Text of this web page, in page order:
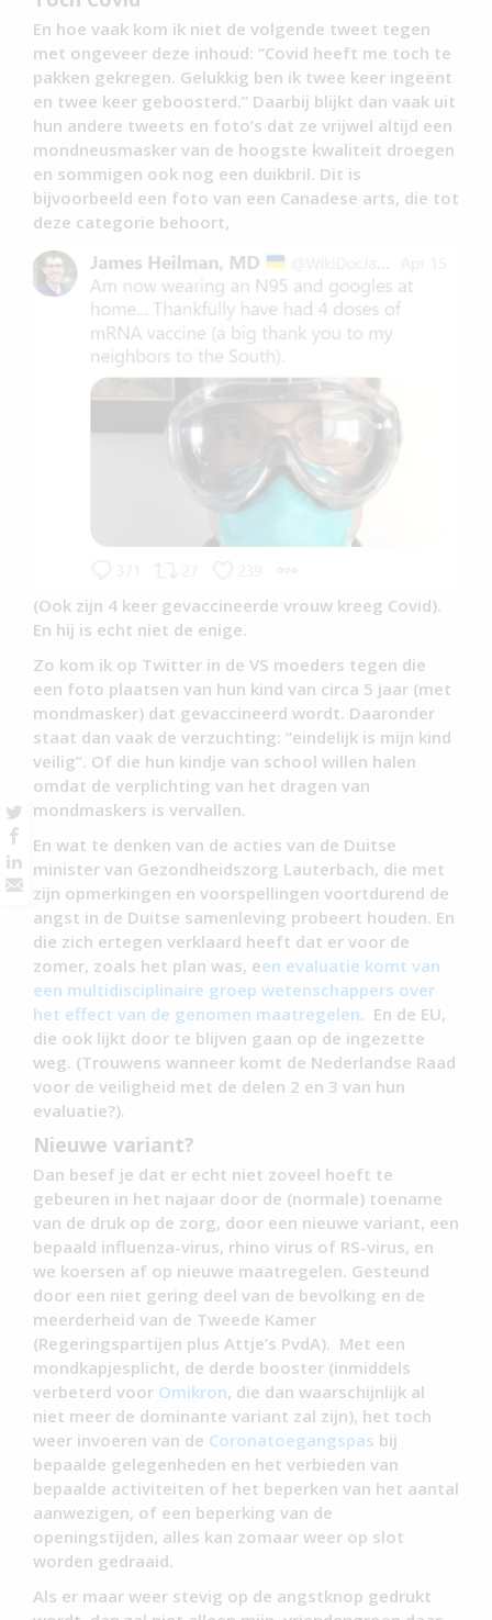
En hoe vaak kom ik niet de volgende tweet tegen
met ongeveer deze inhoud: “Covid heeft me toch te
pakken gekregen. Gelukkig ben ik twee keer ingeënt
en twee keer geboosterd.” Daarbij blijkt dan vaak uit
hun andere tweets en foto’s dat ze vrijwel altijd een
mondneusmasker van de hoogste kwaliteit droegen
en sommigen ook nog een duikbril. Dit is
bijvoorbeeld een foto van een Canadese arts, die tot
deze categorie behoort,
(Ook zijn 4 keer gevaccineerde vrouw kreeg Covid).
En hij is echt niet de enige.
Zo kom ik op Twitter in de VS moeders tegen die
een foto plaatsen van hun kind van circa 5 jaar (met
mondmasker) dat gevaccineerd wordt. Daaronder
staat dan vaak de verzuchting: “eindelijk is mijn kind
veilig”. Of die hun kindje van school willen halen
omdat de verplichting van het dragen van
mondmaskers is vervallen.
En wat te denken van de acties van de Duitse
minister van Gezondheidszorg Lauterbach, die met
zijn opmerkingen en voorspellingen voortdurend de
angst in de Duitse samenleving probeert houden. En
die zich ertegen verklaard heeft dat er voor de
zomer, zoals het plan was, een evaluatie komt van
een multidisciplinaire groep wetenschappers over
het effect van de genomen maatregelen. En de EU,
die ook lijkt door te blijven gaan op de ingezette
weg. (Trouwens wanneer komt de Nederlandse Raad
voor de veiligheid met de delen 2 en 3 van hun
evaluatie?).
Nieuwe variant?
Dan besef je dat er echt niet zoveel hoeft te
gebeuren in het najaar door de (normale) toename
van de druk op de zorg, door een nieuwe variant, een
bepaald influenza-virus, rhino virus of RS-virus, en
we koersen af op nieuwe maatregelen. Gesteund
door een niet gering deel van de bevolking en de
meerderheid van de Tweede Kamer
(Regeringspartijen plus Attje’s PvdA). Met een
mondkapjesplicht, de derde booster (inmiddels
verbeterd voor Omikron, die dan waarschijnlijk al
niet meer de dominante variant zal zijn), het toch
weer invoeren van de Coronatoegangspas bij
bepaalde gelegenheden en het verbieden van
bepaalde activiteiten of het beperken van het aantal
aanwezigen, of een beperking van de
openingstijden, alles kan zomaar weer op slot
worden gedraaid.
Als er maar weer stevig op de angstknop gedrukt